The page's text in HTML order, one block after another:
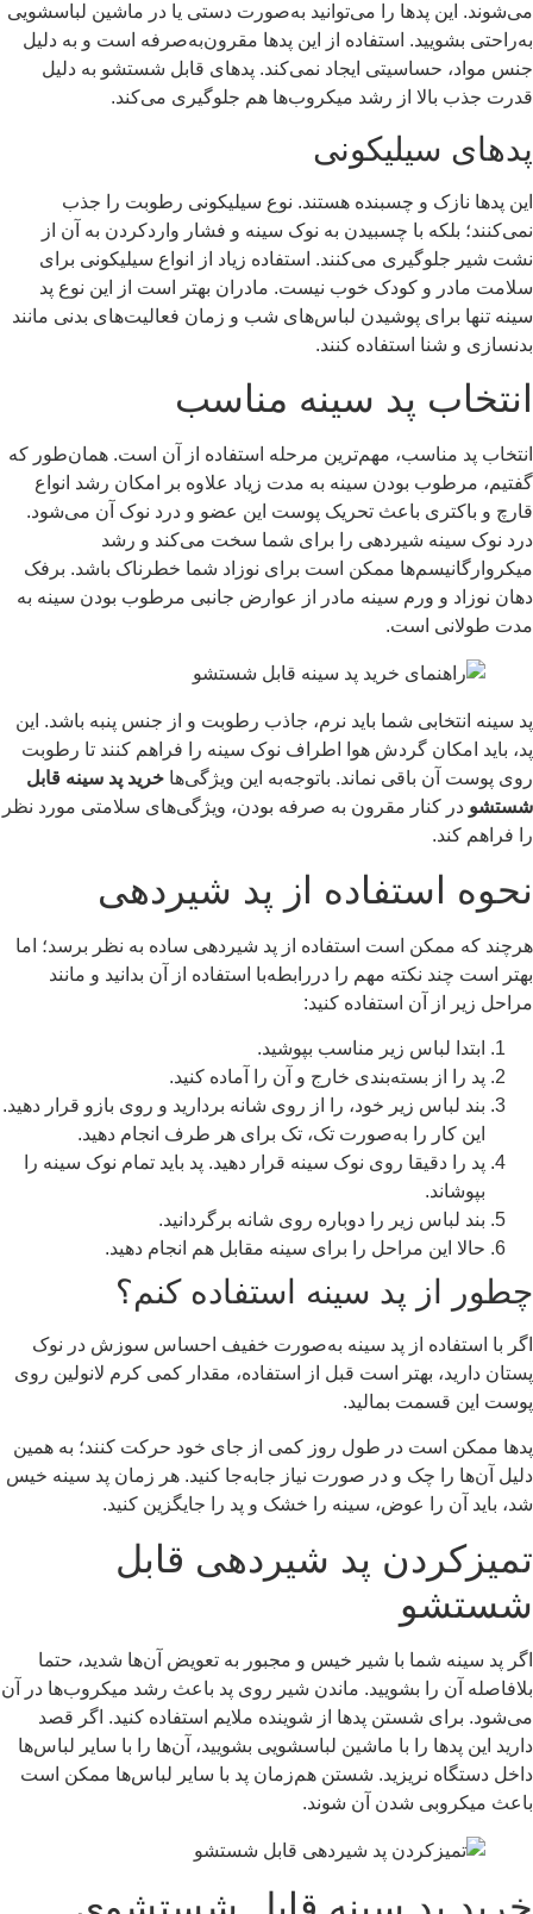
می‌شوند. این پدها را می‌توانید به‌صورت دستی یا در ماشین لباسشویی
به‌راحتی بشویید. استفاده از این پدها مقرون‌به‌صرفه است و به دلیل
جنس مواد، حساسیتی ایجاد نمی‌کند. پدهای قابل شستشو به دلیل
قدرت جذب بالا از رشد میکروب‌ها هم جلوگیری می‌کند.
پدهای سیلیکونی
این پدها نازک و چسبنده هستند. نوع سیلیکونی رطوبت را جذب
نمی‌کنند؛ بلکه با چسبیدن به نوک سینه و فشار واردکردن به آن از
نشت شیر جلوگیری می‌کنند. استفاده زیاد از انواع سیلیکونی برای
سلامت مادر و کودک خوب نیست. مادران بهتر است از این نوع پد
سینه تنها برای پوشیدن لباس‌های شب و زمان فعالیت‌های بدنی مانند
بدنسازی و شنا استفاده کنند.
انتخاب پد سینه مناسب
انتخاب پد مناسب، مهم‌ترین مرحله استفاده از آن است. همان‌طور که
گفتیم، مرطوب بودن سینه به مدت زیاد علاوه بر امکان رشد انواع
قارچ و باکتری باعث تحریک پوست این عضو و درد نوک آن می‌شود.
درد نوک سینه شیردهی را برای شما سخت می‌کند و رشد
میکروارگانیسم‌ها ممکن است برای نوزاد شما خطرناک باشد. برفک
دهان نوزاد و ورم سینه مادر از عوارض جانبی مرطوب بودن سینه به
مدت طولانی است.
پد سینه انتخابی شما باید نرم، جاذب رطوبت و از جنس پنبه باشد. این
پد، باید امکان گردش هوا اطراف نوک سینه را فراهم کنند تا رطوبت
روی پوست آن باقی نماند. باتوجه‌به این ویژگی‌ها خرید پد سینه قابل
شستشو در کنار مقرون به صرفه بودن، ویژگی‌های سلامتی مورد نظر
را فراهم کند.
نحوه استفاده از پد شیردهی
هرچند که ممکن است استفاده از پد شیردهی ساده به نظر برسد؛ اما
بهتر است چند نکته مهم را دررابطه‌با استفاده از آن بدانید و مانند
مراحل زیر از آن استفاده کنید:
ابتدا لباس زیر مناسب بپوشید.
پد را از بسته‌بندی خارج و آن را آماده کنید.
بند لباس زیر خود، را از روی شانه بردارید و روی بازو قرار دهید.
این کار را به‌صورت تک، تک برای هر طرف انجام دهید.
پد را دقیقا روی نوک سینه قرار دهید. پد باید تمام نوک سینه را
بپوشاند.
بند لباس زیر را دوباره روی شانه برگردانید.
حالا این مراحل را برای سینه مقابل هم انجام دهید.
چطور از پد سینه استفاده کنم؟
اگر با استفاده از پد سینه به‌صورت خفیف احساس سوزش در نوک
پستان دارید، بهتر است قبل از استفاده، مقدار کمی کرم لانولین روی
پوست این قسمت بمالید.
پدها ممکن است در طول روز کمی از جای خود حرکت کنند؛ به همین
دلیل آن‌ها را چک و در صورت نیاز جابه‌جا کنید. هر زمان پد سینه خیس
شد، باید آن را عوض، سینه را خشک و پد را جایگزین کنید.
تمیزکردن پد شیردهی قابل
شستشو
اگر پد سینه شما با شیر خیس و مجبور به تعویض آن‌ها شدید، حتما
بلافاصله آن را بشویید. ماندن شیر روی پد باعث رشد میکروب‌ها در آن
می‌شود. برای شستن پدها از شوینده ملایم استفاده کنید. اگر قصد
دارید این پدها را با ماشین لباسشویی بشویید، آن‌ها را با سایر لباس‌ها
داخل دستگاه نریزید. شستن هم‌زمان پد با سایر لباس‌ها ممکن است
باعث میکروبی شدن آن شوند.